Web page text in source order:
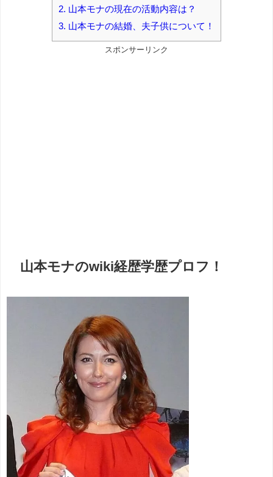
2. 山本モナの現在の活動内容は？
3. 山本モナの結婚、夫子供について！
スポンサーリンク
山本モナのwiki経歴学歴プロフ！